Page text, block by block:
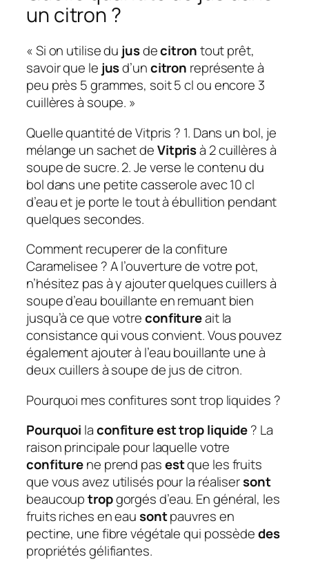
un citron ?
« Si on utilise du jusdecitrontout prêt,
savoir que le jusd’uncitron représente à
peu près 5 grammes, soit 5 cl ou encore 3
cuillères à soupe. »
Quelle quantité de Vitpris ? 1. Dans un bol, je
mélange un sachet deVitprisà 2 cuillères à
soupe de sucre. 2. Je verse le contenu du
bol dans une petite casserole avec 10 cl
d’eau et je porte le tout à ébullition pendant
quelques secondes.
Comment recuperer de la confiture
Caramelisee ? A l’ouverture de votre pot,
n’hésitez pas à y ajouter quelques cuillers à
soupe d’eau bouillante en remuant bien
jusqu’à ce que votreconfitureait la
consistance qui vous convient. Vous pouvez
également ajouter à l’eau bouillante une à
deux cuillers à soupe de jus de citron.
Pourquoi mes confitures sont trop liquides ?
Pourquoi laconfiture est trop liquide? La
raison principale pour laquelle votre
confiturene prend pasestque les fruits
que vous avez utilisés pour la réalisersont
beaucouptropgorgés d’eau. En général, les
fruits riches en eausontpauvres en
pectine, une fibre végétale qui possèdedes
propriétés gélifiantes.